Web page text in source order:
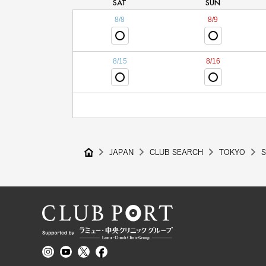
SAT SUN
8/8 8/9
8/15 8/16
JAPAN CLUB SEARCH TOKYO